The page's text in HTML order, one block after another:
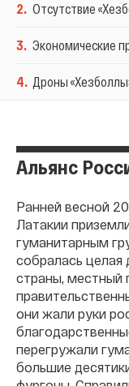
2. Отсутствие
3. Экономические
4. Дроны
Альянс
Ранней весной
Латакии
гуманитарным
собралась целая
страны, местный
они жали руки
перегружали
большие